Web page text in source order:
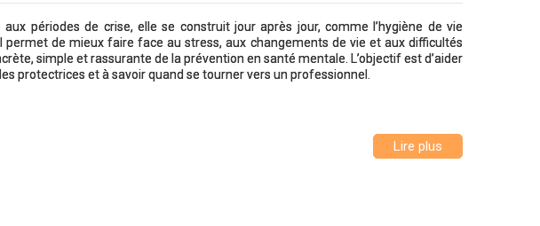
périodes de crise, elle se construit jour après jour, comme l’hygiène de vie
permet de mieux faire face au stress, aux changements de vie et aux difficultés
simple et rassurante de la prévention en santé mentale. L’objectif est d’aider
protectrices et à savoir quand se tourner vers un professionnel.
Lire plus